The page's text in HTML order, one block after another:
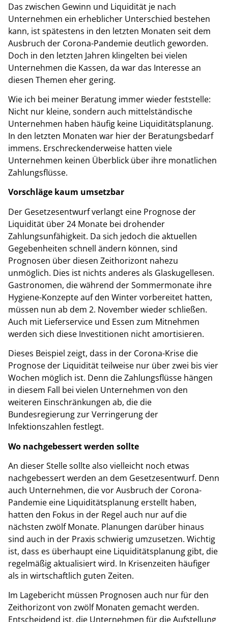
Das zwischen Gewinn und Liquidität je nach
Unternehmen ein erheblicher Unterschied bestehen
kann, ist spätestens in den letzten Monaten seit dem
Ausbruch der Corona-Pandemie deutlich geworden.
Doch in den letzten Jahren klingelten bei vielen
Unternehmen die Kassen, da war das Interesse an
diesen Themen eher gering.
Wie ich bei meiner Beratung immer wieder feststelle:
Nicht nur kleine, sondern auch mittelständische
Unternehmen haben häufig keine Liquiditätsplanung.
In den letzten Monaten war hier der Beratungsbedarf
immens. Erschreckenderweise hatten viele
Unternehmen keinen Überblick über ihre monatlichen
Zahlungsflüsse.
Vorschläge kaum umsetzbar
Der Gesetzesentwurf verlangt eine Prognose der
Liquidität über 24 Monate bei drohender
Zahlungsunfähigkeit. Da sich jedoch die aktuellen
Gegebenheiten schnell ändern können, sind
Prognosen über diesen Zeithorizont nahezu
unmöglich. Dies ist nichts anderes als Glaskugellesen.
Gastronomen, die während der Sommermonate ihre
Hygiene-Konzepte auf den Winter vorbereitet hatten,
müssen nun ab dem 2. November wieder schließen.
Auch mit Lieferservice und Essen zum Mitnehmen
werden sich diese Investitionen nicht amortisieren.
Dieses Beispiel zeigt, dass in der Corona-Krise die
Prognose der Liquidität teilweise nur über zwei bis vier
Wochen möglich ist. Denn die Zahlungsflüsse hängen
in diesem Fall bei vielen Unternehmen von den
weiteren Einschränkungen ab, die die
Bundesregierung zur Verringerung der
Infektionszahlen festlegt.
Wo nachgebessert werden sollte
An dieser Stelle sollte also vielleicht noch etwas
nachgebessert werden an dem Gesetzesentwurf. Denn
auch Unternehmen, die vor Ausbruch der Corona-
Pandemie eine Liquiditätsplanung erstellt haben,
hatten den Fokus in der Regel auch nur auf die
nächsten zwölf Monate. Planungen darüber hinaus
sind auch in der Praxis schwierig umzusetzen. Wichtig
ist, dass es überhaupt eine Liquiditätsplanung gibt, die
regelmäßig aktualisiert wird. In Krisenzeiten häufiger
als in wirtschaftlich guten Zeiten.
Im Lagebericht müssen Prognosen auch nur für den
Zeithorizont von zwölf Monaten gemacht werden.
Entscheidend ist, die Unternehmen für die Aufstellung